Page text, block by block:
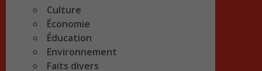
Culture
Économie
Éducation
Environnement
Faits divers